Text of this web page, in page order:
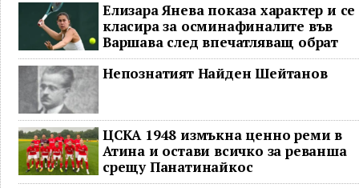
Елизара Янева показа характер и се
класира за осминафиналите във
Варшава след впечатляващ обрат
Непознатият Найден Шейтанов
ЦСКА 1948 измъкна ценно реми в
Атина и остави всичко за реванша
срещу Панатинайкос